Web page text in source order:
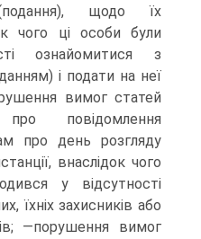
щодо їх
чого ці особи були
ознайомитися з
і подати на неї
вимог статей
повідомлення
про день розгляду
внаслідок чого
у відсутності
їхніх захисників або
—порушення вимог